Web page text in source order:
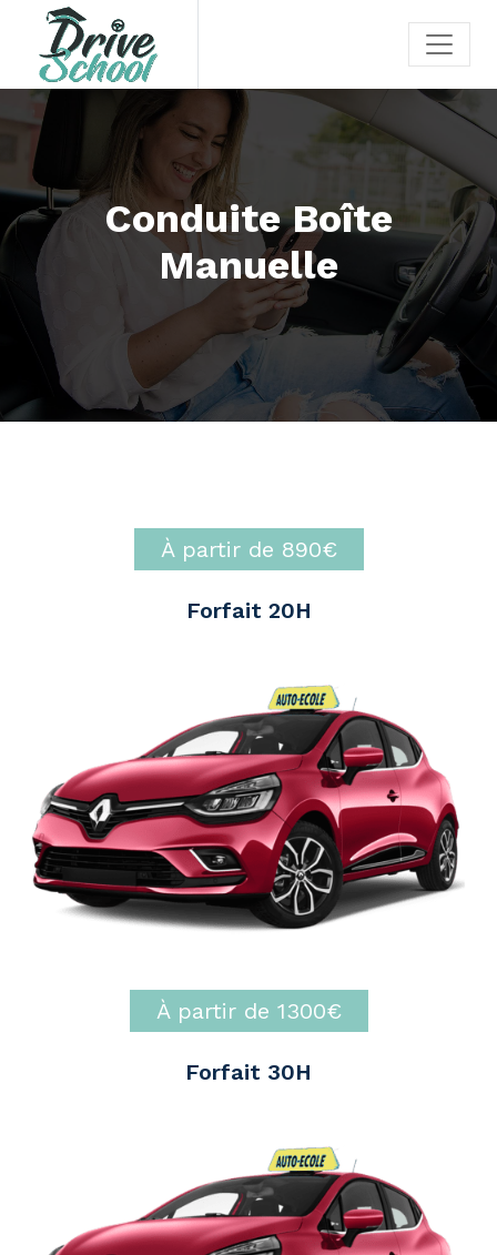
Conduite Boîte
Manuelle
À partir de 890€
Forfait 20H
À partir de 1300€
Forfait 30H